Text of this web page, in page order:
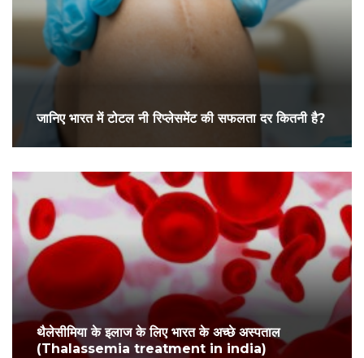
जानिए भारत में टोटल नी रिप्लेसमेंट की सफलता दर कितनी है?
थैलेसीमिया के इलाज के लिए भारत के अच्छे अस्पताल
(Thalassemia treatment in india)